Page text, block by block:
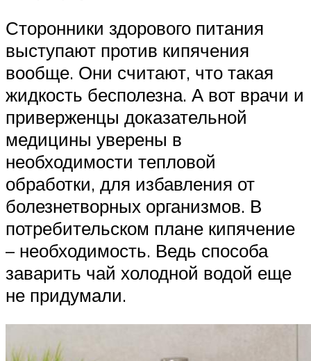
Сторонники здорового питания
выступают против кипячения
вообще. Они считают, что такая
жидкость бесполезна. А вот врачи и
приверженцы доказательной
медицины уверены в
необходимости тепловой
обработки, для избавления от
болезнетворных организмов. В
потребительском плане кипячение
– необходимость. Ведь способа
заварить чай холодной водой еще
не придумали.